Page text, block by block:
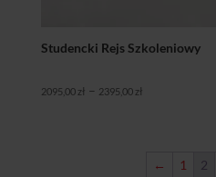
Studencki Rejs Szkoleniowy
2095,00 zł – 2395,00 zł Zakres
do
← 1 2